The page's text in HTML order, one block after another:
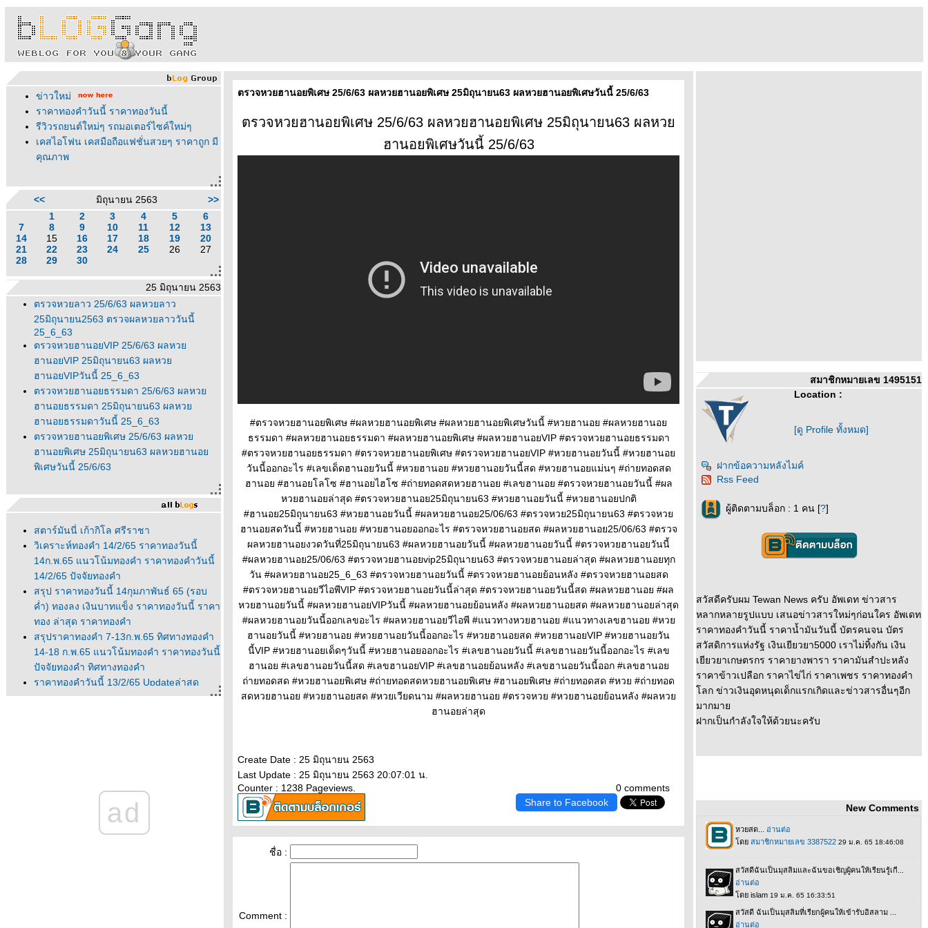
ข่าวใหม่
ราคาทองคำวันนี้ ราคาทองวันนี้
รีวิวรถยนต์ใหม่ๆ รถมอเตอร์ไซค์ใหม่ๆ
เคสไอโฟน เคสมือถือแฟชั่นสวยๆ ราคาถูก มี
คุณภาพ
<< มิถุนายน 2563
>>
1
2 3 4 5
6
7
8 9 10 11 12
13
14
15 16 17 18 19
20
21
22 23 24 25 26
27
28
29 30
25 มิถุนายน 2563
ตรวจหวยลาว 25/6/63 ผลหวยลาว
25มิถุนายน2563 ตรวจผลหวยลาววันนี้
25_6_63
ตรวจหวยฮานอยVIP 25/6/63 ผลหว
ฮานอยVIP 25มิถุนายน63 ผลหว
ฮานอยVIPวันนี้ 25_6_63
ตรวจหวยฮานอยธรรมดา 25/6/63 ผลหว
ฮานอยธรรมดา 25มิถุนายน63 ผลหว
ฮานอยธรรมดาวันนี้ 25_6_63
ตรวจหวยฮานอยพิเศษ 25/6/63 ผลหว
ฮานอยพิเศษ 25มิถุนายน63 ผลหวยฮานอ
พิเศษวันนี้ 25/6/63
สตาร์มันนี่ เก้ากิโล ศรีราชา
วิเคราะห์ทองคำ 14/2/65 ราคาทองวันนี้
14ก.พ.65 แนวโน้มทองคำ ราคาทองคำวันนี้
14/2/65 ปัจจัยทองคำ
สรุป ราคาทองวันนี้ 14กุมภาพันธ์ 65 (รอบ
ค่ำ) ทองลง เงินบาทแข็ง ราคาทองวันนี้ ราคา
ทอง ล่าสุด ราคาทองคำ
สรุปราคาทองคำ 7-13ก.พ.65 ทิศทางทองคำ
14-18 ก.พ.65 แนวโน้มทองคำ ราคาทองวันนี้
ปัจจัยทองคำ ทิศทางทองคำ
ราคาทองคำวันนี้ 13/2/65 Updateล่าสุด
ราคาทองวันนี้ 13ก.พ.65 ราคาทองคำแท่ง
11ก.พ.65 แนวโน้มทองคำ ราคาทองคำวันนี้
11/2/65 ปัจจัยทองคำ ราคาท
วิเคราะห์ทองคำ 10/2/65 ราคาทองวันนี้
10ก.พ.65 แนวโน้มทองคำ ราคาทองคำวันนี้
ad
ตรวจหวยฮานอยพิเศษ 25/6/63 ผลหวยฮานอยพิเศษ 25มิถุนายน63 ผลหวยฮานอยพิเศษวันนี้ 25/6/63
ตรวจหวยฮานอยพิเศษ 25/6/63 ผลหวยฮานอยพิเศษ 25มิถุนายน63 ผลหว
ฮานอยพิเศษวันนี้ 25/6/63
#ตรวจหวยฮานอยพิเศษ #ผลหวยฮานอยพิเศษ #ผลหวยฮานอยพิเศษวันนี้ #หวยฮานอย #ผลหวยฮานอ
ธรรมดา #ผลหวยฮานอยธรรมดา #ผลหวยฮานอยพิเศษ #ผลหวยฮานอยVIP #ตรวจหวยฮานอยธรรมดา
#ตรวจหวยฮานอยธรรมดา #ตรวจหวยฮานอยพิเศษ #ตรวจหวยฮานอยVIP #หวยฮานอยวันนี้ #หวยฮานอ
วันนี้ออกอะไร #เลขเด็ดฮานอยวันนี้ #หวยฮานอย #หวยฮานอยวันนี้สด #หวยฮานอยแม่นๆ #ถ่ายทอดสด
ฮานอย #ฮานอยโลโซ #ฮานอยไฮโซ #ถ่ายทอดสดหวยฮานอย #เลขฮานอย #ตรวจหวยฮานอยวันนี้ #ผล
หวยฮานอยล่าสุด #ตรวจหวยฮานอย25มิถุนายน63 #หวยฮานอยวันนี้ #หวยฮานอยปกติ
#ฮานอย25มิถุนายน63 #หวยฮานอยวันนี้ #ผลหวยฮานอย25/06/63 #ตรวจหวย25มิถุนายน63 #ตรวจหว
ฮานอยสดวันนี้ #หวยฮานอย #หวยฮานอยออกอะไร #ตรวจหวยฮานอยสด #ผลหวยฮานอย25/06/63 #ตรวจ
ผลหวยฮานอยงวดวันที่25มิถุนายน63 #ผลหวยฮานอยวันนี้ #ผลหวยฮานอยวันนี้ #ตรวจหวยฮานอยวันนี้
#ผลหวยฮานอย25/06/63 #ตรวจหวยฮานอยvip25มิถุนายน63 #ตรวจหวยฮานอยล่าสุด #ผลหวยฮานอยทุก
วัน #ผลหวยฮานอย25_6_63 #ตรวจหวยฮานอยวันนี้ #ตรวจหวยฮานอยย้อนหลัง #ตรวจหวยฮานอยสด
#ตรวจหวยฮานอยวีไอพีVIP #ตรวจหวยฮานอยวันนี้ล่าสุด #ตรวจหวยฮานอยวันนี้สด #ผลหวยฮานอย #ผล
หวยฮานอยวันนี้ #ผลหวยฮานอยVIPวันนี้ #ผลหวยฮานอยย้อนหลัง #ผลหวยฮานอยสด #ผลหวยฮานอยล่าสุด
#ผลหวยฮานอยวันนี้ออกเลขอะไร #ผลหวยฮานอยวีไอพี #แนวทางหวยฮานอย #แนวทางเลขฮานอย #หว
ฮานอยวันนี้ #หวยฮานอย #หวยฮานอยวันนี้ออกอะไร #หวยฮานอยสด #หวยฮานอยVIP #หวยฮานอยวัน
นี้VIP #หวยฮานอยเด็ดๆวันนี้ #หวยฮานอยออกอะไร #เลขฮานอยวันนี้ #เลขฮานอยวันนี้ออกอะไร #เลข
ฮานอย #เลขฮานอยวันนี้สด #เลขฮานอยVIP #เลขฮานอยย้อนหลัง #เลขฮานอยวันนี้ออก #เลขฮานอ
ถ่ายทอดสด #หวยฮานอยพิเศษ #ถ่ายทอดสดหวยฮานอยพิเศษ #ฮานอยพิเศษ #ถ่ายทอดสด #หวย #ถ่ายทอด
สดหวยฮานอย #หวยฮานอยสด #หวยเวียดนาม #ผลหวยฮานอย #ตรวจหวย #หวยฮานอยย้อนหลัง #ผลหว
ฮานอยล่าสุด
Create Date : 25 มิถุนายน 2563
Last Update : 25 มิถุนายน 2563 20:07:01 น.
0 comments
Counter : 1238 Pageviews.
Share to Facebook
ชื่อ :
Comment :
สมาชิกหมายเลข 1495151
Location :
[ดู Profile ทั้งหมด]
ฝากข้อความหลังไมค์
Rss Feed
ผู้ติดตามบล็อก : 1 คน [?]
สวัสดีครับผม Tewan News ครับ อัพเดท ข่าวสาร
หลากหลายรูปแบบ เสนอข่าวสารใหม่ๆก่อนใคร อัพเดท
ราคาทองคำวันนี้ ราคาน้ำมันวันนี้ บัตรคนจน บัตร
สวัสดิการแห่งรัฐ เงินเยียวยา5000 เราไม่ทิ้งกัน เงิน
เยียวยาเกษตรกร ราคายางพารา ราคามันสำปะหลัง
ราคาข้าวเปลือก ราคาไข่ไก่ ราคาเพชร ราคาทองคำ
ลก ข่าวเงินอุดหนุดเด็กแรกเกิดและข่าวสารอื่นๆอีก
มากมา
ฝากเป็นกำลังใจให้ด้วยนะครับ
New Comments